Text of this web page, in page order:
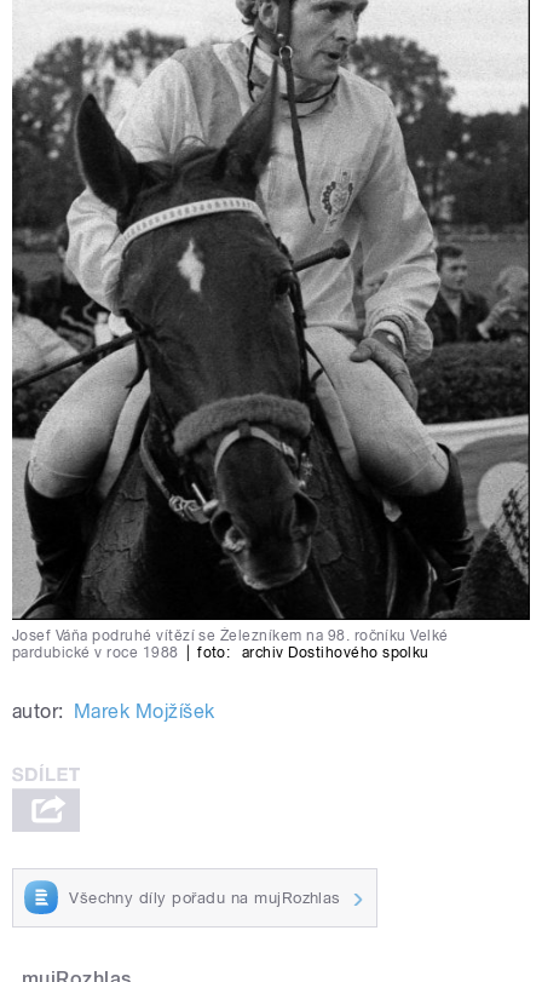
Josef Váňa podruhé vítězí se Železníkem na 98. ročníku Velké
pardubické v roce 1988
foto: archiv Dostihového spolku
autor: Marek Mojžíšek
Všechny díly pořadu na mujRozhlas